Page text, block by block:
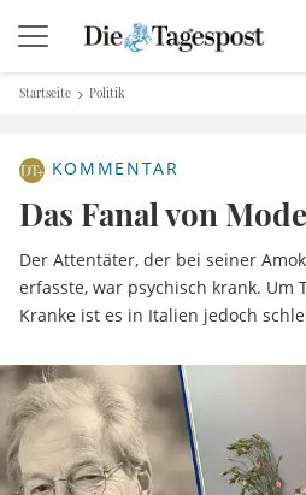
Startseite Politik
KOMMENTAR
Das Fanal von
Der Attentäter, der bei seiner
erfasste, war psychisch krank. Um
Kranke ist es in Italien jedoch